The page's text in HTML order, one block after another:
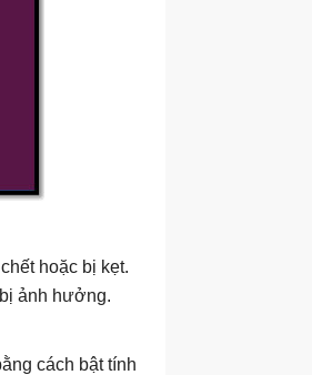
hoặc bị kẹt.
ảnh hưởng.
cách bật tính